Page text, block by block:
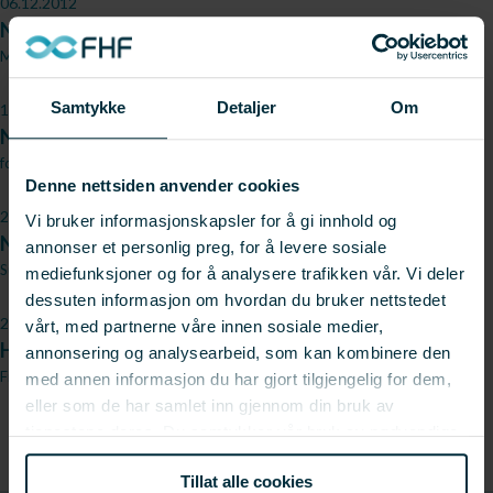
Samtykke Detaljer Om
Denne nettsiden anvender cookies
Vi bruker informasjonskapsler for å gi innhold og
annonser et personlig preg, for å levere sosiale
mediefunksjoner og for å analysere trafikken vår. Vi deler
dessuten informasjon om hvordan du bruker nettstedet
vårt, med partnerne våre innen sosiale medier,
annonsering og analysearbeid, som kan kombinere den
med annen informasjon du har gjort tilgjengelig for dem,
eller som de har samlet inn gjennom din bruk av
tjenestene deres. Du samtykker vår bruk av nødvendige
informasjonskapsler ved å bruke nettstedet vårt.
Tillat alle cookies
Norsk klipfisk på julebordet i Brasilien
Maritime Danmark
13.11.2012
Norsk klippfisk taper terreng i Brasil
forskning.no
27.10.2012
Norsk klippfisk taper terreng i Brasil
Sunnmørsposten
26.10.2012
Hvem skal produsere?
FiskeribladetFiskaren